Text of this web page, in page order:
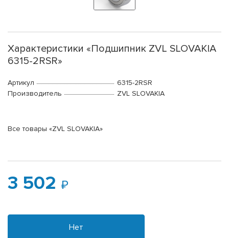
Характеристики «Подшипник ZVL SLOVAKIA
6315-2RSR»
Артикул
6315-2RSR
Производитель
ZVL SLOVAKIA
Все товары «ZVL SLOVAKIA»
3 502
Нет